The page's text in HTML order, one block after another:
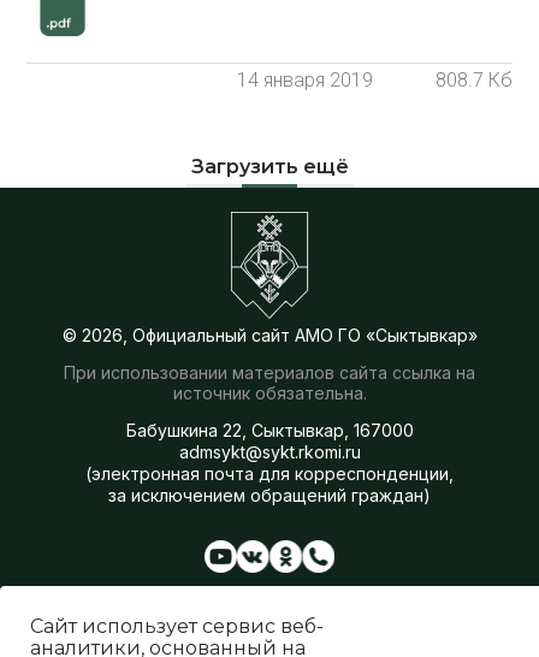
14 января 2019 808.7 Кб
Загрузить ещё
© 2026, Официальный сайт АМО ГО «Сыктывкар»
При использовании материалов сайта ссылка на
источник обязательна.
Бабушкина 22, Сыктывкар, 167000
admsykt@sykt.rkomi.ru
(электронная почта для корреспонденции,
за исключением обращений граждан)
Сферы деятельности
Генеральный план
Сайт использует сервис веб-
аналитики, основанный на